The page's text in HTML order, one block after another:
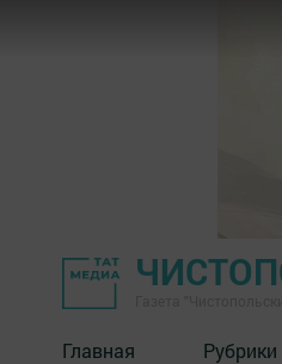
Главная Рубрики